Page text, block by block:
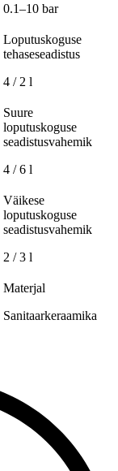
0.1–10 bar
Loputuskoguse
tehaseseadistus
4 / 2 l
Suure
loputuskoguse
seadistusvahemik
4 / 6 l
Väikese
loputuskoguse
seadistusvahemik
2 / 3 l
Materjal
Sanitaarkeraamika